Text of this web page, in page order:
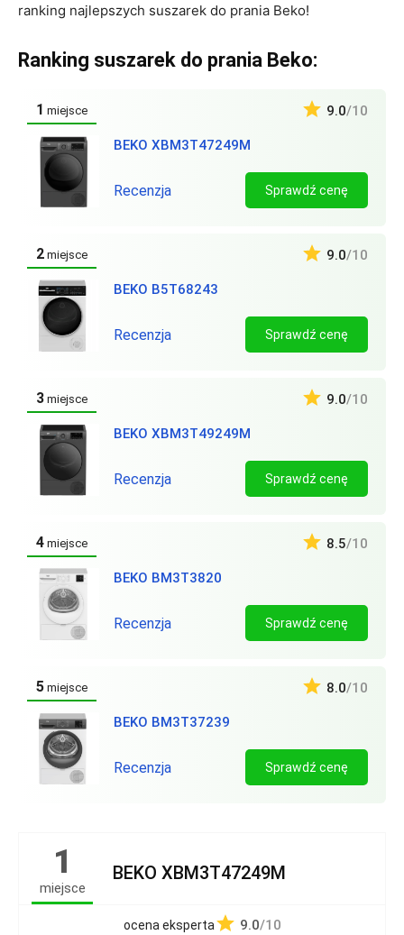
ranking najlepszych suszarek do prania Beko!
Ranking suszarek do prania Beko:
1 miejsce
BEKO XBM3T47249M
9.0/10
Recenzja Sprawdź cenę
2 miejsce
BEKO B5T68243
9.0/10
Recenzja Sprawdź cenę
3 miejsce
BEKO XBM3T49249M
9.0/10
Recenzja Sprawdź cenę
4 miejsce
BEKO BM3T3820
8.5/10
Recenzja Sprawdź cenę
5 miejsce
BEKO BM3T37239
8.0/10
Recenzja Sprawdź cenę
1
miejsce
BEKO XBM3T47249M
ocena eksperta 9.0/10